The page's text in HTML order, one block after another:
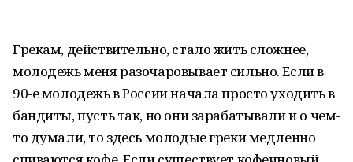
Грекам, действительно, стало жить сложнее,
молодежь меня разочаровывает сильно. Если в
90-е молодежь в России начала просто уходить в
бандиты, пусть так, но они зарабатывали и о чем-
то думали, то здесь молодые греки медленно